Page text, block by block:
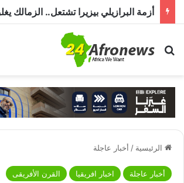
بحث عن
الرئيسية / أخبار عاجلة
أخبار عاجلة اخبار افريقيا القرن الأفريقى